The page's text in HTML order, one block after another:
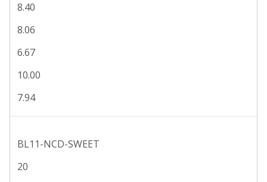
8.40
8.06
6.67
10.00
7.94
BL11-NCD-SWEET
20